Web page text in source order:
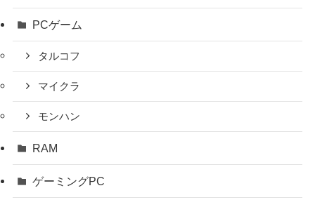
PCゲーム
タルコフ
マイクラ
モンハン
RAM
ゲーミングPC